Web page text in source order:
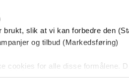
slik at vi kan forbedre den
og tilbud (Markedsføring)
cookies for alle disse formålene.
kan når som helst trekke